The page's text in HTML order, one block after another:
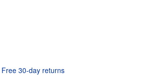
Free 30-day returns